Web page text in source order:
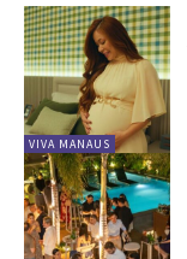
VIVA MANAUS